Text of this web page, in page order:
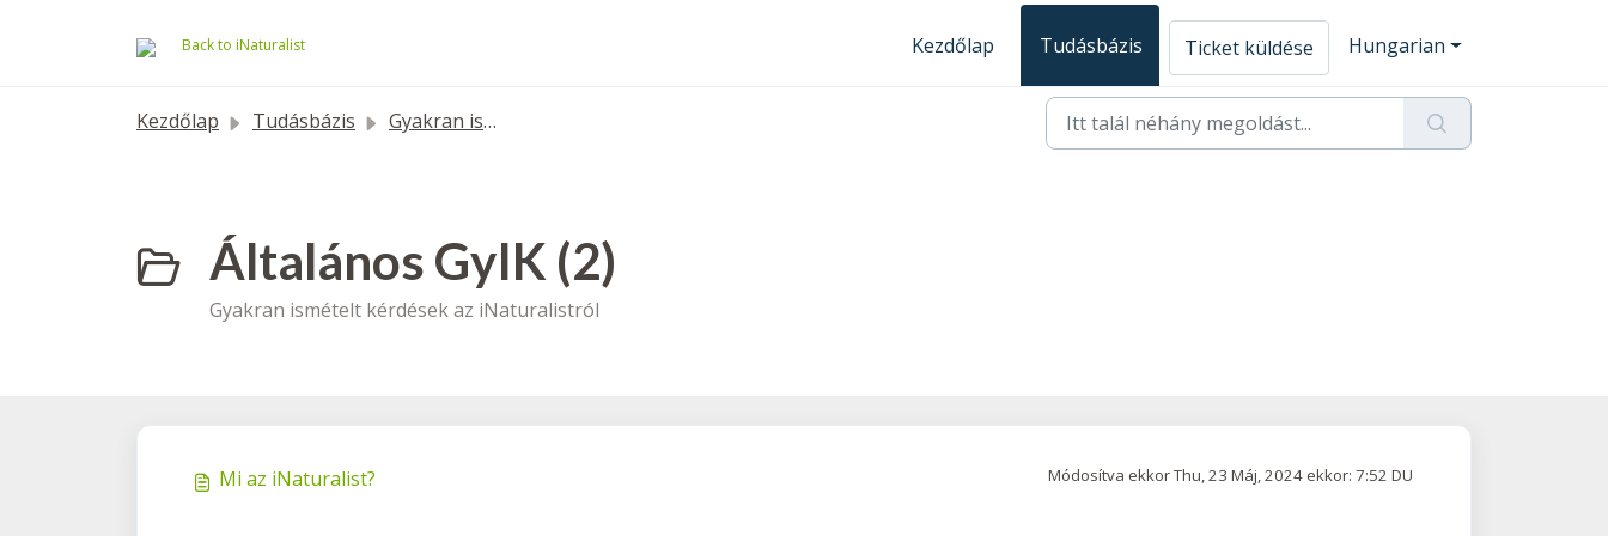
Back to iNaturalist Kezdőlap Tudásbázis Ticket küldése Hungarian
Kezdőlap Tudásbázis Gyakran ismételt kérdések
Általános GyIK (2)
Gyakran ismételt kérdések az iNaturalistról
Mi az iNaturalist? Módosítva ekkor Thu, 23 Máj, 2024 ekkor: 7:52 DU